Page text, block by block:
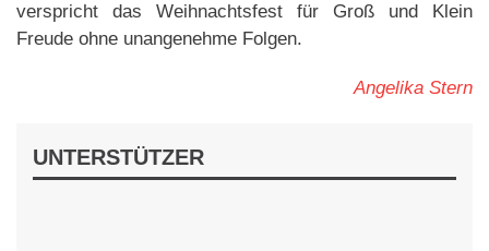
verspricht das Weihnachtsfest für Groß und Klein
Freude ohne unangenehme Folgen.
Angelika Stern
UNTERSTÜTZER